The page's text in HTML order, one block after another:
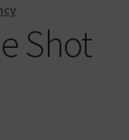
Shot